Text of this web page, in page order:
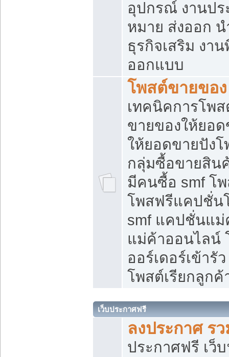
อุปกรณ์ งานป
หมาย ส่งออก น
ธุรกิจเสริม งา
ออกแบบ
โพสต์ขายของ
เทคนิคการโพ
ขายของให้ยอ
ให้ยอดขายปัง
กลุ่มซื้อขายสิน
มีคนซื้อ smf โ
โพสฟรีแคปชั่น
smf แคปชั่นแ
แม่ค้าออนไลน์
ออร์เดอร์เข้ารั
โพสต์เรียกลูกค้
เว็บประกาศฟรี
ลงประกาศ ร
ประกาศฟรี เว็